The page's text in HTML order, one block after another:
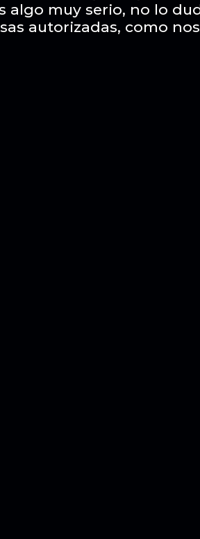
algo muy serio, no lo
autorizadas, como